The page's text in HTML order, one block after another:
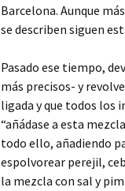
Barcelona. Aunque
se describen siguen
Pasado ese tiempo,
más precisos- y
ligada y que todos los
“añádase a esta
todo ello, añadiendo
espolvorear perejil,
la mezcla con sal y